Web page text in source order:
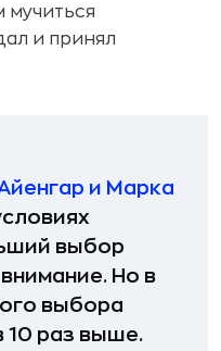
мучиться
и принял
и Марка
выбор
Но в
выбора
10 раз выше.